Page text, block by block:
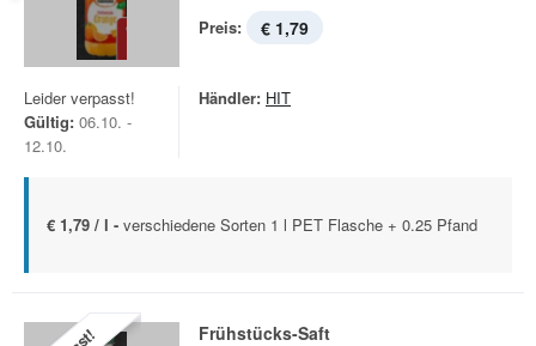
Preis: € 1,79
Leider verpasst!
Gültig: 06.10. -
12.10.
Händler: HIT
€ 1,79 / l - verschiedene Sorten 1 l PET Flasche + 0.25 Pfand
Frühstücks-Saft